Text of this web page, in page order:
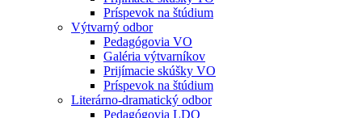
Príspevok na štúdium
Výtvarný odbor
Pedagógovia VO
Galéria výtvarníkov
Prijímacie skúšky VO
Príspevok na štúdium
Literárno-dramatický odbor
Pedagógovia LDO